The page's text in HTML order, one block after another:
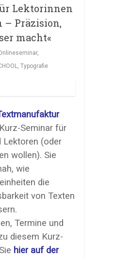
Lektorinnen
– Präzision,
macht«
,
, Typografie
Seminar für
Lektoren (oder
wollen). Sie
wie
die
von Texten
Termine und
diesem Kurz-
hier auf der